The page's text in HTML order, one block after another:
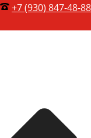
+7 (930) 847-48-88